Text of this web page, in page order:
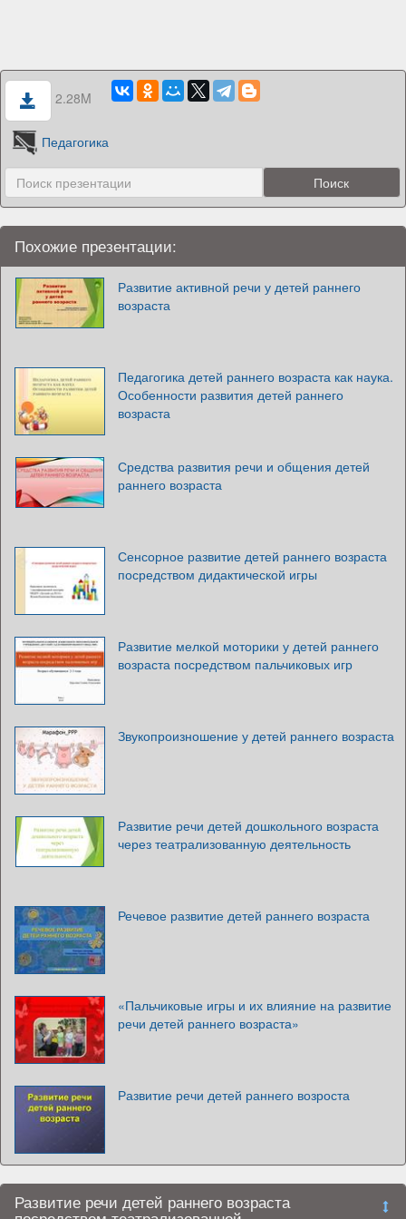
2.28M
Педагогика
Похожие презентации:
Развитие активной речи у детей раннего
возраста
Педагогика детей раннего возраста как наука.
Особенности развития детей раннего
возраста
Средства развития речи и общения детей
раннего возраста
Сенсорное развитие детей раннего возраста
посредством дидактической игры
Развитие мелкой моторики у детей раннего
возраста посредством пальчиковых игр
Звукопроизношение у детей раннего возраста
Развитие речи детей дошкольного возраста
через театрализованную деятельность
Речевое развитие детей раннего возраста
«Пальчиковые игры и их влияние на развитие
речи детей раннего возраста»
Развитие речи детей раннего возроста
Развитие речи детей раннего возраста